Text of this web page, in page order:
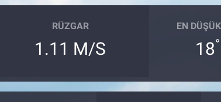
RÜZGAR
1.11 M/S
EN
18°